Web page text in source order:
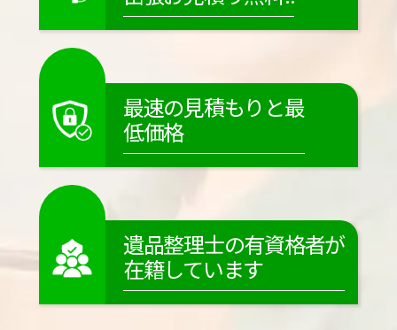
最速の見積もりと最
低価格
遺品整理士の有資格者が
在籍しています